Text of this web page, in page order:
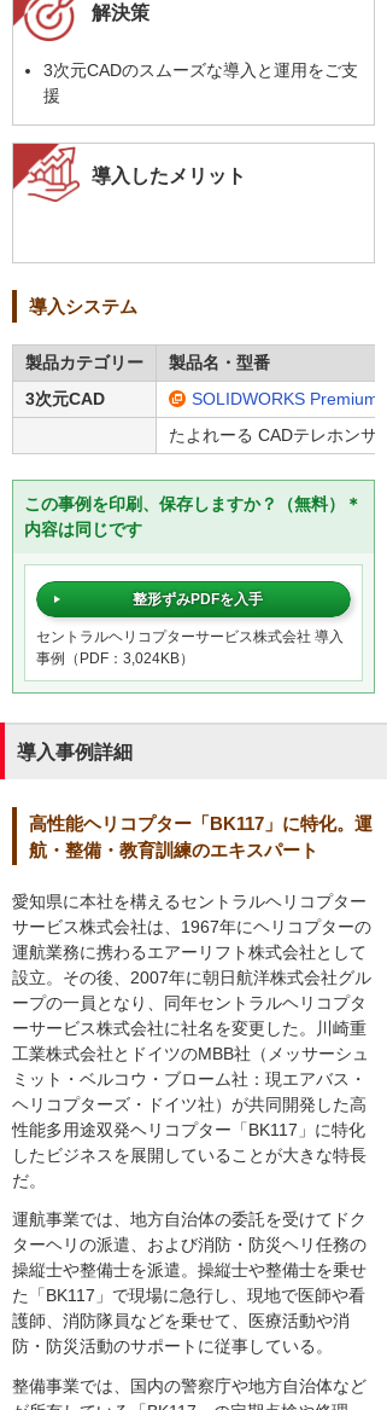
解決策
3次元CADのスムーズな導入と運用をご支
援
導入したメリット
導入システム
製品カテゴリー
製品名・型番
3次元CAD
SOLIDWORKS Premium
たよれーる CADテレホンサ
この事例を印刷、保存しますか？（無料）＊
内容は同じです
整形ずみPDFを入手
セントラルヘリコプターサービス株式会社 導入
事例（PDF：3,024KB）
導入事例詳細
高性能ヘリコプター「BK117」に特化。運
航・整備・教育訓練のエキスパート
愛知県に本社を構えるセントラルヘリコプター
サービス株式会社は、1967年にヘリコプターの
運航業務に携わるエアーリフト株式会社として
設立。その後、2007年に朝日航洋株式会社グル
ープの一員となり、同年セントラルヘリコプタ
ーサービス株式会社に社名を変更した。川崎重
工業株式会社とドイツのMBB社（メッサーシュ
ミット・ベルコウ・ブローム社：現エアバス・
ヘリコプターズ・ドイツ社）が共同開発した高
性能多用途双発ヘリコプター「BK117」に特化
したビジネスを展開していることが大きな特長
だ。
運航事業では、地方自治体の委託を受けてドク
ターヘリの派遣、および消防・防災ヘリ任務の
操縦士や整備士を派遣。操縦士や整備士を乗せ
た「BK117」で現場に急行し、現地で医師や看
護師、消防隊員などを乗せて、医療活動や消
防・防災活動のサポートに従事している。
整備事業では、国内の警察庁や地方自治体など